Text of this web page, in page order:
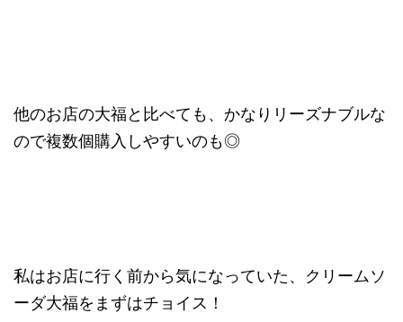
他のお店の大福と比べても、かなりリーズナブルな
ので複数個購入しやすいのも◎
私はお店に行く前から気になっていた、クリームソ
ーダ大福をまずはチョイス！